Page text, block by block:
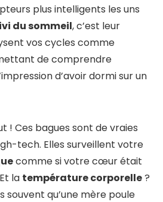
plus intelligents les uns
du sommeil, c’est leur
vos cycles comme
de comprendre
d’avoir dormi sur un
! Ces bagues sont de vraies
tech. Elles surveillent votre
comme si votre cœur était
la température corporelle?
souvent qu’une mère poule